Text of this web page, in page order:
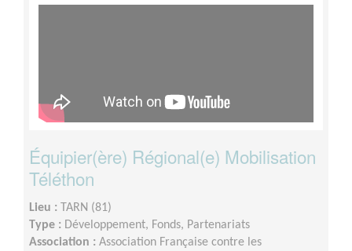
Équipier(ère) Régional(e) Mobilisation
Téléthon
Lieu :
TARN (81)
Type : Développement, Fonds, Partenariats
Association : Association Française contre les